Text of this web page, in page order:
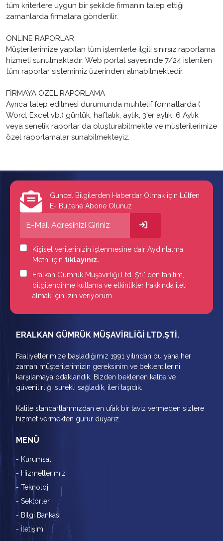
tüm kriterlere uygun bir şekilde firmanın talep ettiği
zamanlarda firmalara gönderilir.
ONLINE RAPORLAR
Müşterilerimize yapılan tüm işlemlerle ilgili sınırsız raporlama
hizmeti sunulmaktadır. Web portal sayesinde 7/24 istenilen
tüm raporlar sistemimiz üzerinden alınabilmektedir.
FİRMAYA ÖZEL RAPORLAMA
Ayrıca talep edilmesi durumunda muhtelif formatlarda (
Word, Excel vb.) günlük, haftalık, aylık, 3'er aylık, 6 Aylık
veya senelik raporlar da oluşturabilmekte ve müşterilerimize
özel raporlamalar sunabilmekteyiz.
Güncel Bilgilerden Haberdar Olmak için Lütfen
E- Bültene Abone Olunuz
Kişisel verilerinizin işlenmesine dair Aydınlatma
Metni için tıklayınız.
Eralkan Gümrük Müşavirliği Ltd. Şti.' den tanıtım,
bilgilendirme kutlama ve etkinlikler hakkında ileti
almak için izin veriyorum.
ERALKAN GÜMRÜK MÜŞAVİRLİĞİ LTD.ŞTİ.
Faaliyetlerimize başladığımız 1991 yılından bu yana her
zaman müşterilerimizin gereksinim ve beklentilerini
karşılamaya odaklandık. Bizden beklenen kalite ve
güvenilirliği sürekli sağladık, ileri taşıdık.
Kalite standartlarımızdan en ufak bir taviz vermeden sizlere
hizmet vermekten gurur duyarız.
MENÜ
- Kurumsal
- Hizmetlerimiz
- Teknoloji
- Sektörler
- Bilgi Bankası
- İletişim